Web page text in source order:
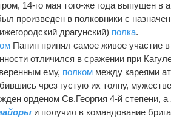
14-го мая того-же года выпущен в
произведен в полковники с
драгунский) полка.
Панин принял самое живое участие
отличился в сражении при
ему, полком между кареями
чрез густую их толпу,
орденом Св.Георгия 4-й степени,
и получил в командование